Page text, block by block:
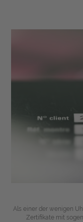
Als einer der wenigen
Zertifikate mit